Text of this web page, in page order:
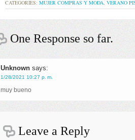
CATEGORIES: MUJER COMPRAS Y MODA, VERANO
One Response so far.
Unknown says:
1/28/2021 10:27 p. m.
muy bueno
Leave a Reply